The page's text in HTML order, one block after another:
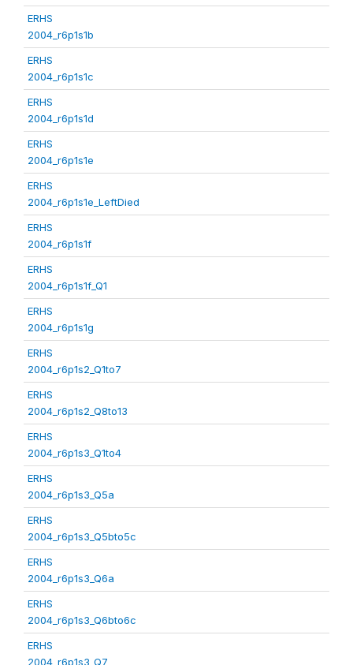
ERHS
2004_r6p1s1b
ERHS
2004_r6p1s1c
ERHS
2004_r6p1s1d
ERHS
2004_r6p1s1e
ERHS
2004_r6p1s1e_LeftDied
ERHS
2004_r6p1s1f
ERHS
2004_r6p1s1f_Q1
ERHS
2004_r6p1s1g
ERHS
2004_r6p1s2_Q1to7
ERHS
2004_r6p1s2_Q8to13
ERHS
2004_r6p1s3_Q1to4
ERHS
2004_r6p1s3_Q5a
ERHS
2004_r6p1s3_Q5bto5c
ERHS
2004_r6p1s3_Q6a
ERHS
2004_r6p1s3_Q6bto6c
ERHS
2004_r6p1s3_Q7